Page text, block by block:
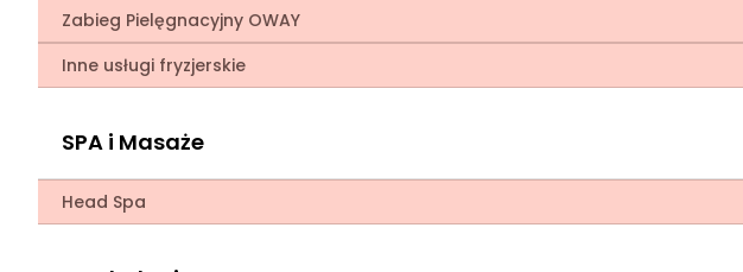
Zabieg Pielęgnacyjny OWAY
Inne usługi fryzjerskie
SPA i Masaże
Head Spa